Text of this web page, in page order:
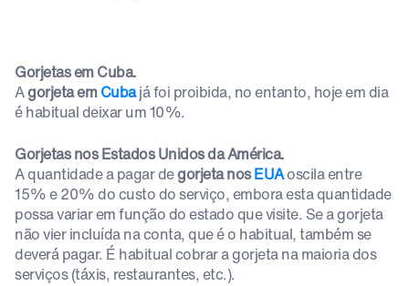
Gorjetas em Cuba.
Agorjeta emCubajá foi proibida, no entanto, hoje em dia
é habitual deixar um 10%.
Gorjetas nos Estados Unidos da América.
A quantidade a pagar degorjeta nosEUAoscila entre
15% e 20% do custo do serviço, embora esta quantidade
possa variar em função do estado que visite. Se a gorjeta
não vier incluída na conta, que é o habitual, também se
deverá pagar. É habitual cobrar a gorjeta na maioria dos
serviços (táxis, restaurantes, etc.).